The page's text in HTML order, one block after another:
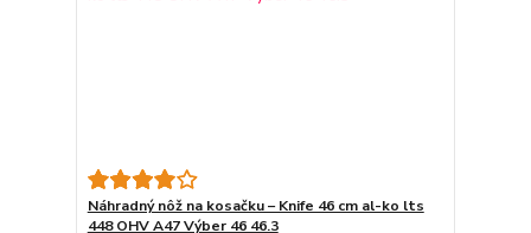
Náhradný nôž na kosačku – Knife 46 cm al-ko lts
448 OHV A47 Výber 46 46.3